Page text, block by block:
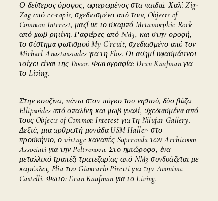
Ο δεύτερος όροφος, αφιερωμένος στα παιδιά. Χαλί Zig-
Zag από cc-tapis, σχεδιασμένο από τους Objects of
Common Interest, μαζί με το σκαμπό Metamorphic Rock
από μωβ ρητίνη. Ραφιέρες από NM3, και στην οροφή,
το σύστημα φωτισμού My Circuit, σχεδιασμένο από τον
Michael Anastassiades για τη Flos. Οι ασημί υφασμάτινοι
τοίχοι είναι της Dooor. Φωτογραφία: Dean Kaufman για
το Living.
Στην κουζίνα, πάνω στον πάγκο του νησιού, δύο βάζα
Ellipsoides από οπαλίνη και μωβ γυαλί, σχεδιασμένα από
τους Objects of Common Interest για τη Nilufar Gallery.
Δεξιά, μια αρθρωτή μονάδα USM Haller· στο
προσκήνιο, ο vintage καναπές Superonda των Archizoom
Associati για την Poltronova. Στο ημιώροφο, ένα
μεταλλικό τραπέζι τραπεζαρίας από NM3 συνδυάζεται με
καρέκλες Plia του Giancarlo Piretti για την Anonima
Castelli. Φωτο: Dean Kaufman για το Living.